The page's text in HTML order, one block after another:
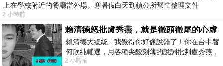
上在學校附近的餐廳當外場。寒暑假白天到鎮公所幫忙整理文件
2 小時前
賴清德怒批盧秀燕，就是徹頭徹尾的心虛
賴清德大總統，我覺得你好像說錯了！你在台中替
何欣純輔選，用各種尖酸刻薄的說詞批判盧秀燕，
罵她施政滿意度輸給陳其邁，甚至還說盧
2 小時前